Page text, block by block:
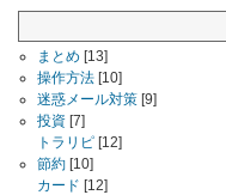
まとめ [13]
操作方法 [10]
迷惑メール対策 [9]
投資 [7]
トラリピ [12]
節約 [10]
カード [12]